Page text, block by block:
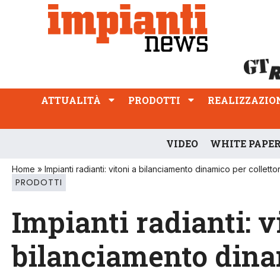
ATTUALITÀ PRODOTTI REALIZZAZIONI
PROFESSIONE
ATTUALITÀ PRODOTTI
VIDEO WHITE PAPER
Home » Impianti radianti: vitoni a bilanciamento dinamico per
PRODOTTI
Impianti radianti:
bilanciamento